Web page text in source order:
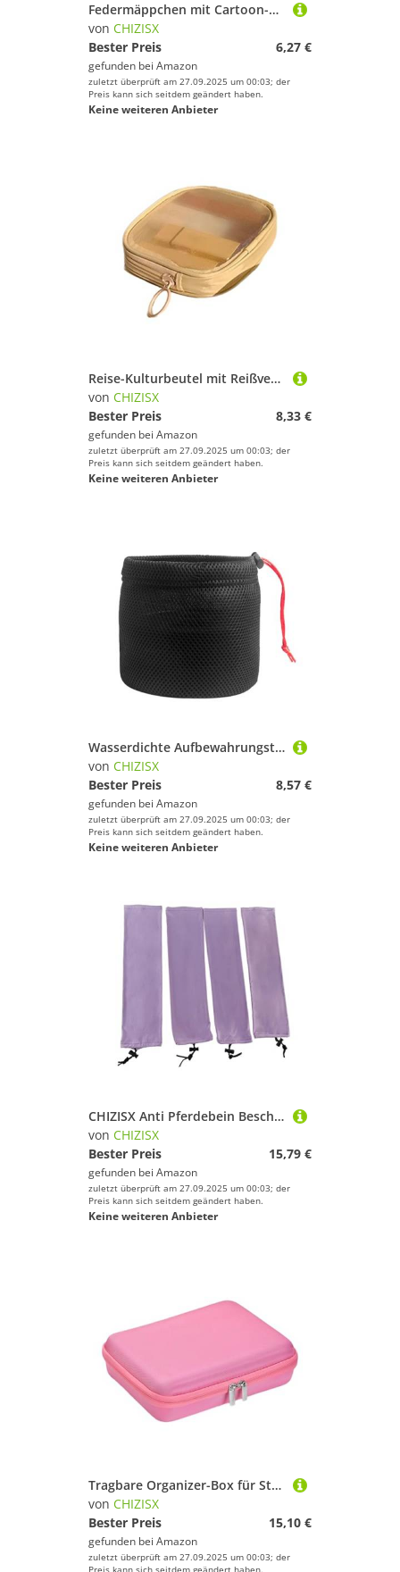
Federmäppchen mit Cartoon-Motiv, wasserabweisend, Leder, große Kapazität, Stifte-Tasche, Reisestifte, Organizer für Studenten, Kinder, Cartoon-Herz-Federmäppchen, gelb
von CHIZISX
Bester Preis
6,27 €
gefunden bei Amazon
zuletzt überprüft am 27.09.2025 um 00:03; der
Preis kann sich seitdem geändert haben.
Keine weiteren Anbieter
Reise-Kulturbeutel mit Reißverschluss, leichtgängig, wasserabweisend, für Kosmetik, unverzichtbar, wiederverwendbar, aus Polyester, Beigefarbene Trompete, Einheitsgröße
von CHIZISX
Bester Preis
8,33 €
gefunden bei Amazon
zuletzt überprüft am 27.09.2025 um 00:03; der
Preis kann sich seitdem geändert haben.
Keine weiteren Anbieter
Wasserdichte Aufbewahrungstasche für Campingutensilien, Outdoor-Geschirr, große Kapazität, Picknicks, Kochgeschirr, Gadget, Ofen, Tragetasche, Camping-Kochgeschirr-Tragetasche, mehrfarbig, 22x25CM
von CHIZISX
Bester Preis
8,57 €
gefunden bei Amazon
zuletzt überprüft am 27.09.2025 um 00:03; der
Preis kann sich seitdem geändert haben.
Keine weiteren Anbieter
CHIZISX Anti Pferdebein Beschützer Atmungsaktivem Stoff Reduzieren Die Trittbewegungs Equestrians Für Wesentliche Leichte Pferdeboot
von CHIZISX
Bester Preis
15,79 €
gefunden bei Amazon
zuletzt überprüft am 27.09.2025 um 00:03; der
Preis kann sich seitdem geändert haben.
Keine weiteren Anbieter
Tragbare Organizer-Box für Start+ Kinder, Druckstift, wasserdichte Materialien und sicheres Aufbewahrungsfach, Kinder-Kunstbedarf, a
von CHIZISX
Bester Preis
15,10 €
gefunden bei Amazon
zuletzt überprüft am 27.09.2025 um 00:03; der
Preis kann sich seitdem geändert haben.